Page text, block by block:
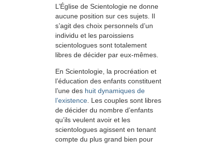
L’Église de Scientologie ne donne
aucune position sur ces sujets. Il
s’agit des choix personnels d’un
individu et les paroissiens
scientologues sont totalement
libres de décider par eux-mêmes.
En Scientologie, la procréation et
l’éducation des enfants constituent
l’une des huit dynamiques de
l’existence. Les couples sont libres
de décider du nombre d’enfants
qu’ils veulent avoir et les
scientologues agissent en tenant
compte du plus grand bien pour